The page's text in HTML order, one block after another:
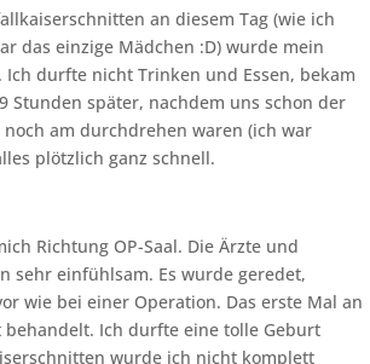
an diesem Tag (wie ich
das einzige Mädchen :D) wurde mein
durfte nicht Trinken und Essen, bekam
Stunden später, nachdem uns schon der
am durchdrehen waren (ich war
plötzlich ganz schnell.
Richtung OP-Saal. Die Ärzte und
sehr einfühlsam. Es wurde geredet,
wie bei einer Operation. Das erste Mal an
Ich durfte eine tolle Geburt
wurde ich nicht komplett